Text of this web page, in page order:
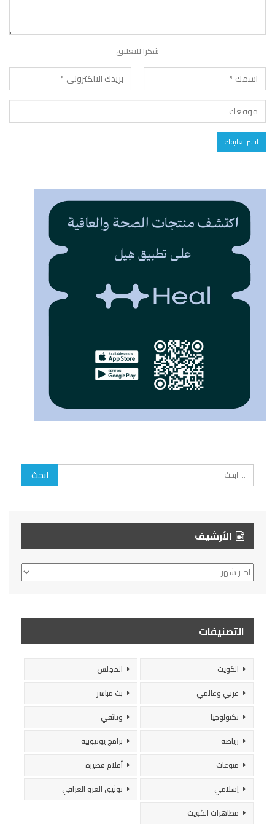
شكرا للتعليق
الأرشيف
الأرشيف
التصنيفات
الكويت
المجلس
عربي وعالمي
بث مباشر
تكنولوجيا
وثائقي
رياضة
برامج يوتيوبية
منوعات
أفلام قصيرة
إسلامي
توثيق الغزو العراقي
مظاهرات الكويت